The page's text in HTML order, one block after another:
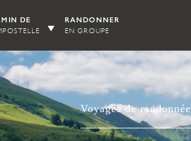
DE
RANDONNER
EN GROUPE
Voyages de randonnée